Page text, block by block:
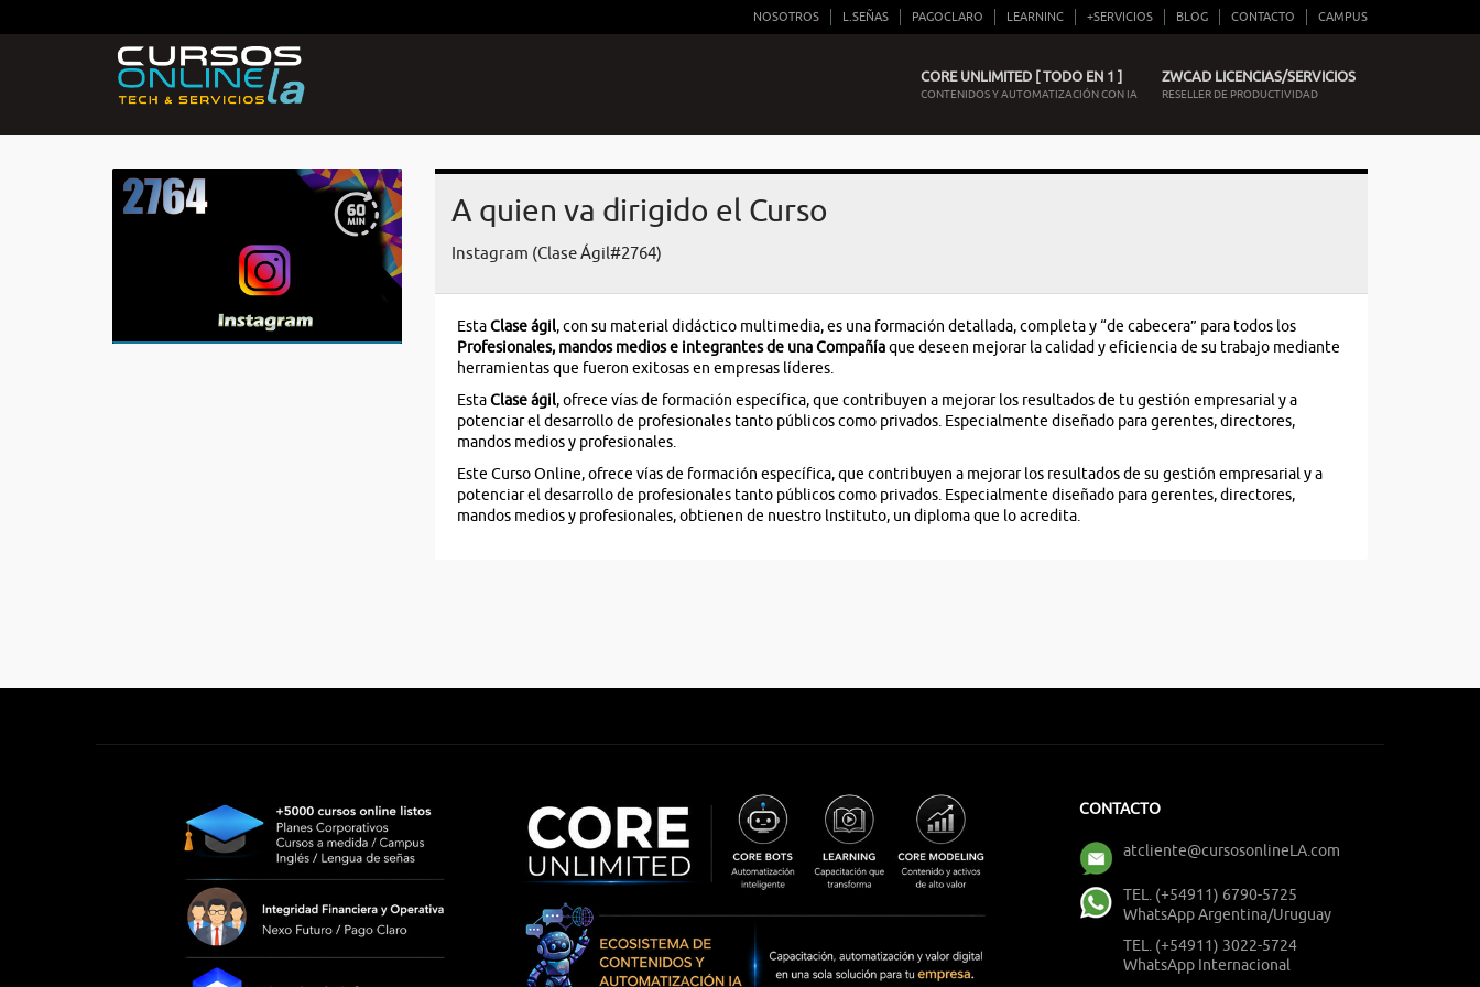
NOSOTROS L.SEÑAS PAGOCLARO LEARNINC +SERVICIOS BLOG CONTACTO CAMPUS
CORE UNLIMITED [ TODO EN 1 ]
CONTENIDOS Y AUTOMATIZACIÓN CON IA
ZWCAD LICENCIAS/SERVICIOS
RESELLER DE PRODUCTIVIDAD
A quien va dirigido el Curso
Instagram (Clase Ágil#2764)
EstaClase ágil, con su material didáctico multimedia, es una formación detallada, completa y “de cabecera” para todos los
Profesionales, mandos medios e integrantes de una Compañíaque deseen mejorar la calidad y eficiencia de su trabajo mediante
herramientas que fueron exitosas en empresas líderes.
EstaClase ágil, ofrece vías de formación específica, que contribuyen a mejorar los resultados de tu gestión empresarial y a
potenciar el desarrollo de profesionales tanto públicos como privados. Especialmente diseñado para gerentes, directores,
mandos medios y profesionales.
Este Curso Online, ofrece vías de formación específica, que contribuyen a mejorar los resultados de su gestión empresarial y a
potenciar el desarrollo de profesionales tanto públicos como privados. Especialmente diseñado para gerentes, directores,
mandos medios y profesionales, obtienen de nuestro lnstituto, un diploma que lo acredita.
CONTACTO
atcliente@cursosonlineLA.com
TEL. (+54911) 6790-5725
WhatsApp Argentina/Uruguay
TEL. (+54911) 3022-5724
WhatsApp Internacional